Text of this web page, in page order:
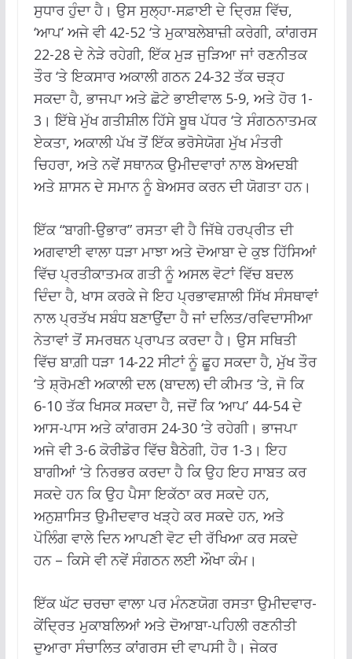
ਸੁਧਾਰ ਹੁੰਦਾ ਹੈ। ਉਸ ਸੁਲ੍ਹਾ-ਸਫ਼ਾਈ ਦੇ ਦ੍ਰਿਸ਼ ਵਿੱਚ,
‘ਆਪ’ ਅਜੇ ਵੀ 42-52 ‘ਤੇ ਮੁਕਾਬਲੇਬਾਜ਼ੀ ਕਰੇਗੀ, ਕਾਂਗਰਸ
22-28 ਦੇ ਨੇੜੇ ਰਹੇਗੀ, ਇੱਕ ਮੁੜ ਜੁੜਿਆ ਜਾਂ ਰਣਨੀਤਕ
ਤੌਰ ‘ਤੇ ਇਕਸਾਰ ਅਕਾਲੀ ਗਠਨ 24-32 ਤੱਕ ਚੜ੍ਹ
ਸਕਦਾ ਹੈ, ਭਾਜਪਾ ਅਤੇ ਛੋਟੇ ਭਾਈਵਾਲ 5-9, ਅਤੇ ਹੋਰ 1-
3। ਇੱਥੇ ਮੁੱਖ ਗਤੀਸ਼ੀਲ ਹਿੱਸੇ ਬੂਥ ਪੱਧਰ ‘ਤੇ ਸੰਗਠਨਾਤਮਕ
ਏਕਤਾ, ਅਕਾਲੀ ਪੱਖ ਤੋਂ ਇੱਕ ਭਰੋਸੇਯੋਗ ਮੁੱਖ ਮੰਤਰੀ
ਚਿਹਰਾ, ਅਤੇ ਨਵੇਂ ਸਥਾਨਕ ਉਮੀਦਵਾਰਾਂ ਨਾਲ ਬੇਅਦਬੀ
ਅਤੇ ਸ਼ਾਸਨ ਦੇ ਸਮਾਨ ਨੂੰ ਬੇਅਸਰ ਕਰਨ ਦੀ ਯੋਗਤਾ ਹਨ।
ਇੱਕ “ਬਾਗੀ-ਉਭਾਰ” ਰਸਤਾ ਵੀ ਹੈ ਜਿੱਥੇ ਹਰਪ੍ਰੀਤ ਦੀ
ਅਗਵਾਈ ਵਾਲਾ ਧੜਾ ਮਾਝਾ ਅਤੇ ਦੋਆਬਾ ਦੇ ਕੁਝ ਹਿੱਸਿਆਂ
ਵਿੱਚ ਪ੍ਰਤੀਕਾਤਮਕ ਗਤੀ ਨੂੰ ਅਸਲ ਵੋਟਾਂ ਵਿੱਚ ਬਦਲ
ਦਿੰਦਾ ਹੈ, ਖਾਸ ਕਰਕੇ ਜੇ ਇਹ ਪ੍ਰਭਾਵਸ਼ਾਲੀ ਸਿੱਖ ਸੰਸਥਾਵਾਂ
ਨਾਲ ਪ੍ਰਤੱਖ ਸਬੰਧ ਬਣਾਉਂਦਾ ਹੈ ਜਾਂ ਦਲਿਤ/ਰਵਿਦਾਸੀਆ
ਨੇਤਾਵਾਂ ਤੋਂ ਸਮਰਥਨ ਪ੍ਰਾਪਤ ਕਰਦਾ ਹੈ। ਉਸ ਸਥਿਤੀ
ਵਿੱਚ ਬਾਗ਼ੀ ਧੜਾ 14-22 ਸੀਟਾਂ ਨੂੰ ਛੂਹ ਸਕਦਾ ਹੈ, ਮੁੱਖ ਤੌਰ
‘ਤੇ ਸ਼੍ਰੋਮਣੀ ਅਕਾਲੀ ਦਲ (ਬਾਦਲ) ਦੀ ਕੀਮਤ ‘ਤੇ, ਜੋ ਕਿ
6-10 ਤੱਕ ਖਿਸਕ ਸਕਦਾ ਹੈ, ਜਦੋਂ ਕਿ ‘ਆਪ’ 44-54 ਦੇ
ਆਸ-ਪਾਸ ਅਤੇ ਕਾਂਗਰਸ 24-30 ‘ਤੇ ਰਹੇਗੀ। ਭਾਜਪਾ
ਅਜੇ ਵੀ 3-6 ਕੋਰੀਡੋਰ ਵਿੱਚ ਬੈਠੇਗੀ, ਹੋਰ 1-3। ਇਹ
ਬਾਗੀਆਂ ‘ਤੇ ਨਿਰਭਰ ਕਰਦਾ ਹੈ ਕਿ ਉਹ ਇਹ ਸਾਬਤ ਕਰ
ਸਕਦੇ ਹਨ ਕਿ ਉਹ ਪੈਸਾ ਇਕੱਠਾ ਕਰ ਸਕਦੇ ਹਨ,
ਅਨੁਸ਼ਾਸਿਤ ਉਮੀਦਵਾਰ ਖੜ੍ਹੇ ਕਰ ਸਕਦੇ ਹਨ, ਅਤੇ
ਪੋਲਿੰਗ ਵਾਲੇ ਦਿਨ ਆਪਣੀ ਵੋਟ ਦੀ ਰੱਖਿਆ ਕਰ ਸਕਦੇ
ਹਨ – ਕਿਸੇ ਵੀ ਨਵੇਂ ਸੰਗਠਨ ਲਈ ਔਖਾ ਕੰਮ।
ਇੱਕ ਘੱਟ ਚਰਚਾ ਵਾਲਾ ਪਰ ਮੰਨਣਯੋਗ ਰਸਤਾ ਉਮੀਦਵਾਰ-
ਕੇਂਦ੍ਰਿਤ ਮੁਕਾਬਲਿਆਂ ਅਤੇ ਦੋਆਬਾ-ਪਹਿਲੀ ਰਣਨੀਤੀ
ਦੁਆਰਾ ਸੰਚਾਲਿਤ ਕਾਂਗਰਸ ਦੀ ਵਾਪਸੀ ਹੈ। ਜੇਕਰ